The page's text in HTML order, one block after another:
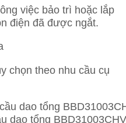
việc bảo trì hoặc lắp
điện đã được ngắt.
chọn theo nhu cầu cụ
dao tổng